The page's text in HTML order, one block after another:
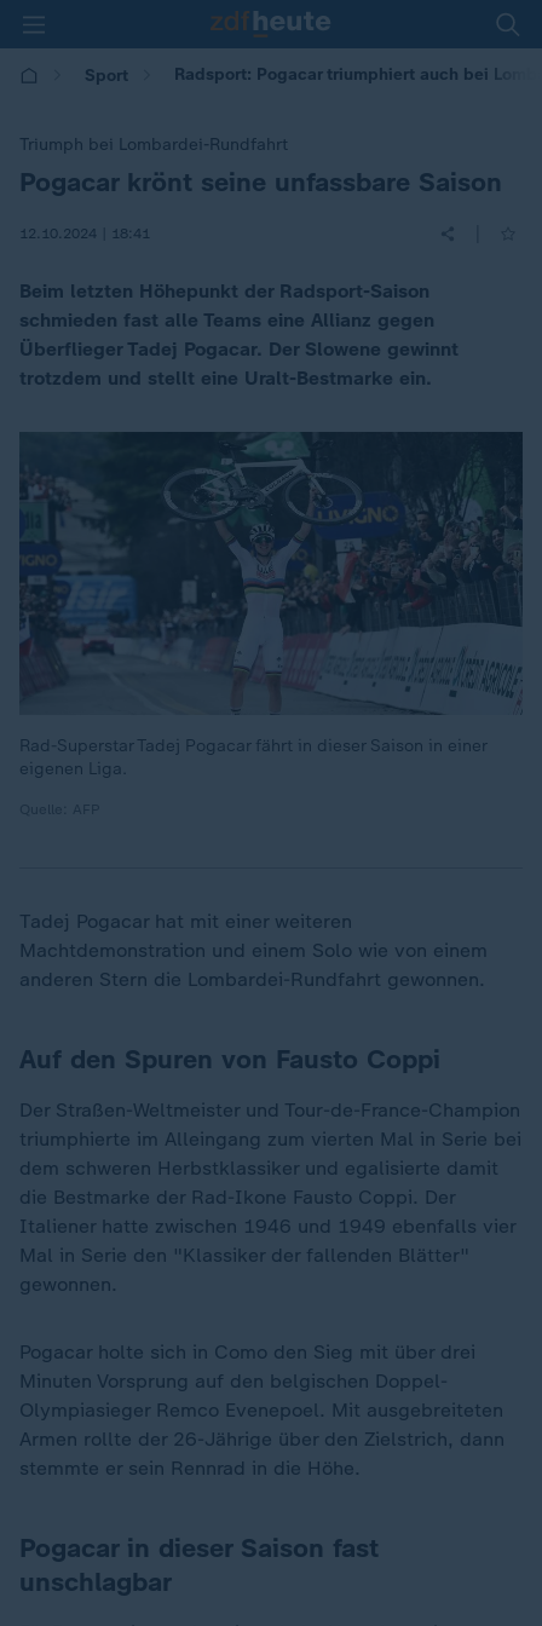
Sport Radsport: Pogacar triumphiert auch bei
Triumph bei Lombardei-Rundfahrt
:Pogacar krönt seine unfassbare Saison
12.10.2024 | 18:41
Beim letzten Höhepunkt der Radsport-Saison
schmieden fast alle Teams eine Allianz gegen
Überflieger Tadej Pogacar. Der Slowene gewinnt
trotzdem und stellt eine Uralt-Bestmarke ein.
Rad-Superstar Tadej Pogacar fährt in dieser Saison in einer
eigenen Liga.
Tadej Pogacar hat mit einer weiteren
Machtdemonstration und einem Solo wie von einem
anderen Stern die Lombardei-Rundfahrt gewonnen.
Auf den Spuren von Fausto Coppi
Der Straßen-Weltmeister und Tour-de-France-Champion
triumphierte im Alleingang zum vierten Mal in Serie bei
dem schweren Herbstklassiker und egalisierte damit
die Bestmarke der Rad-Ikone Fausto Coppi. Der
Italiener hatte zwischen 1946 und 1949 ebenfalls vier
Mal in Serie den "Klassiker der fallenden Blätter"
gewonnen.
Pogacar holte sich in Como den Sieg mit über drei
Minuten Vorsprung auf den belgischen Doppel-
Olympiasieger Remco Evenepoel. Mit ausgebreiteten
Armen rollte der 26-Jährige über den Zielstrich, dann
stemmte er sein Rennrad in die Höhe.
Pogacar in dieser Saison fast
unschlagbar